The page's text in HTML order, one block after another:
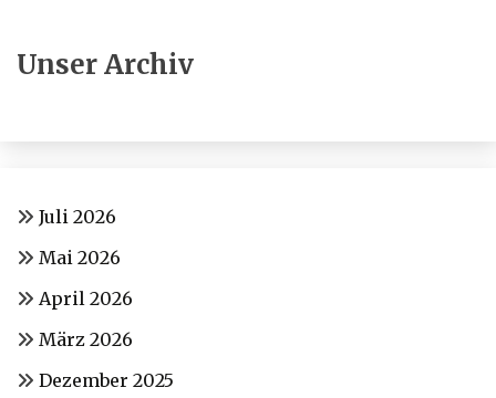
Unser Archiv
Juli 2026
Mai 2026
April 2026
März 2026
Dezember 2025